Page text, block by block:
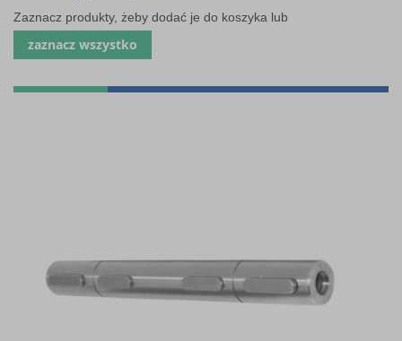
Zaznacz produkty, żeby dodać je do koszyka lub
zaznacz wszystko